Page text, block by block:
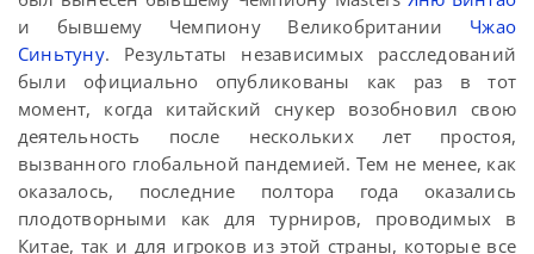
и бывшему Чемпиону Великобритании Чжао
Синьтуну. Результаты независимых расследований
были официально опубликованы как раз в тот
момент, когда китайский снукер возобновил свою
деятельность после нескольких лет простоя,
вызванного глобальной пандемией. Тем не менее, как
оказалось, последние полтора года оказались
плодотворными как для турниров, проводимых в
Китае, так и для игроков из этой страны, которые все